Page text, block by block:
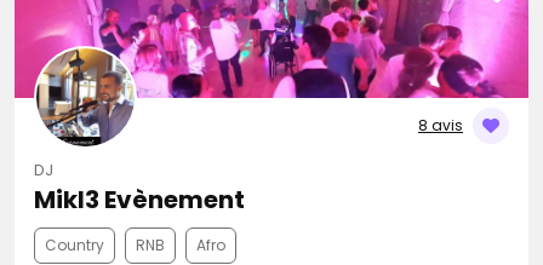
8 avis
DJ
Mikl3 Evènement
Country RNB Afro